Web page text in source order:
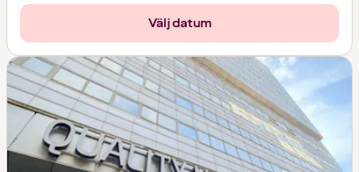
Välj datum